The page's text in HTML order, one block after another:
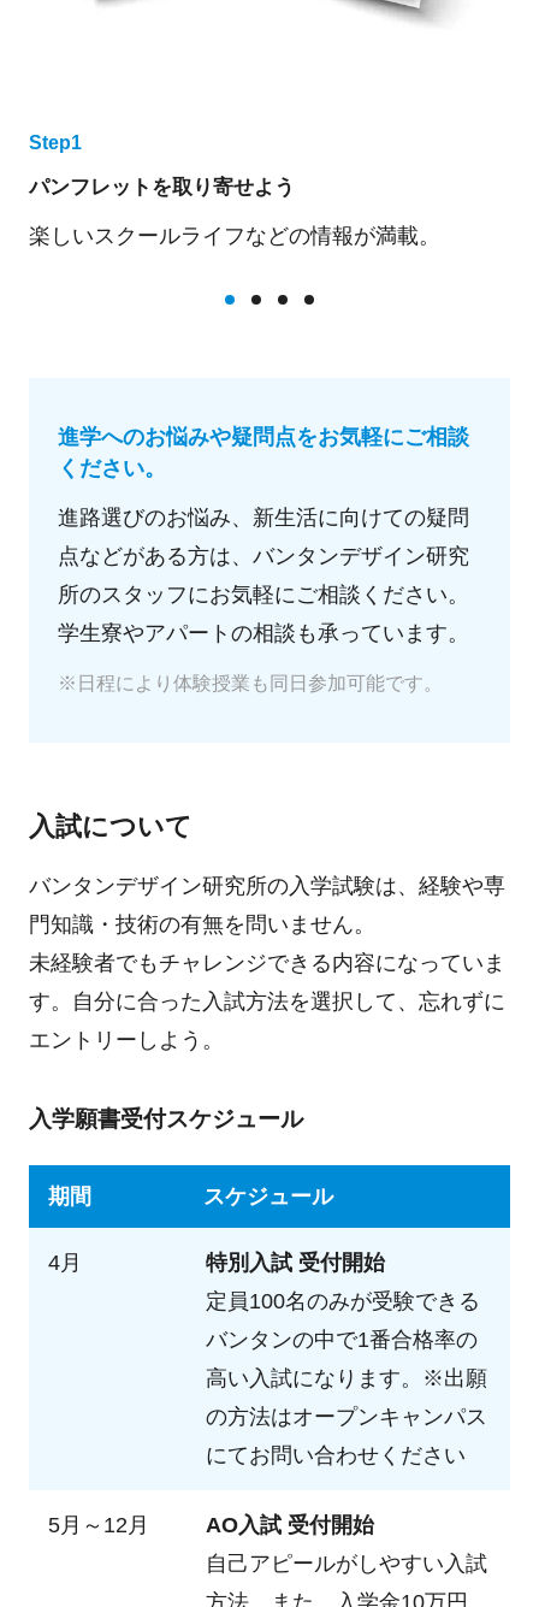
Step1
パンフレットを取り寄せよう
楽しいスクールライフなどの情報が満載。
進学へのお悩みや疑問点をお気軽にご相談
ください。
進路選びのお悩み、新生活に向けての疑問
点などがある方は、バンタンデザイン研究
所のスタッフにお気軽にご相談ください。
学生寮やアパートの相談も承っています。
※日程により体験授業も同日参加可能です。
入試について
バンタンデザイン研究所の入学試験は、経験や専
門知識・技術の有無を問いません。
未経験者でもチャレンジできる内容になっていま
す。自分に合った入試方法を選択して、忘れずに
エントリーしよう。
入学願書受付スケジュール
期間 スケジュール
4月
特別入試 受付開始
定員100名のみが受験できる
バンタンの中で1番合格率の
高い入試になります。※出願
の方法はオープンキャンパス
にてお問い合わせください
5月～12月
AO入試 受付開始
自己アピールがしやすい入試